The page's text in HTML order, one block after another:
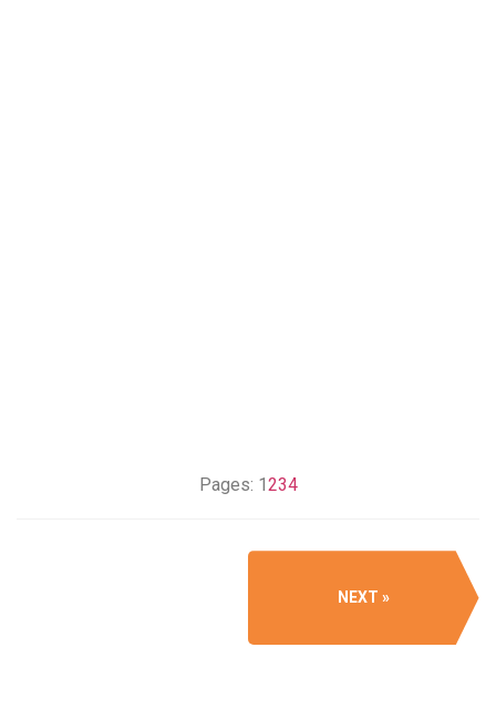
Pages: 1 234
NEXT